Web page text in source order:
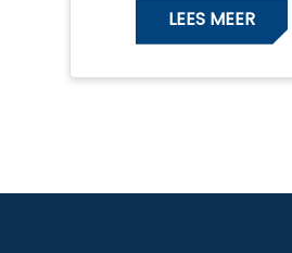
LEES MEER